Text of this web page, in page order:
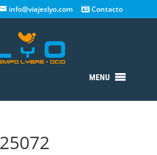
info@viajeslyo.com Contacto
MENU